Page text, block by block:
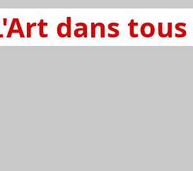
dans